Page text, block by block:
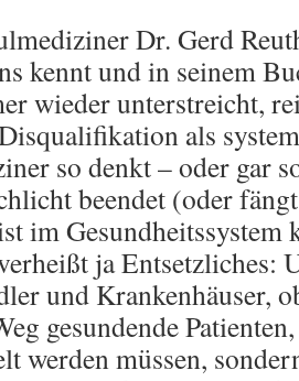
Dr. Gerd
kennt und in seinem
wieder unterstreicht,
als
so denkt – oder gar
beendet (oder
im
ja Entsetzliches:
und Krankenhäuser,
gesundende
werden müssen,